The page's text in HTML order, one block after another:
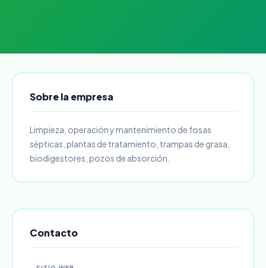
Sobre la empresa
Limpieza, operación y mantenimiento de fosas
sépticas, plantas de tratamiento, trampas de grasa,
biodigestores, pozos de absorción.
Contacto